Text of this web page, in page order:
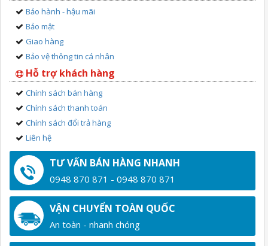
Bảo hành - hậu mãi
Bảo mật
Giao hàng
Bảo vệ thông tin cá nhân
Hỗ trợ khách hàng
Chính sách bán hàng
Chính sách thanh toán
Chính sách đổi trả hàng
Liên hệ
TƯ VẤN BÁN HÀNG NHANH
0948 870 871 - 0948 870 871
VẬN CHUYỂN TOÀN QUỐC
An toàn - nhanh chóng